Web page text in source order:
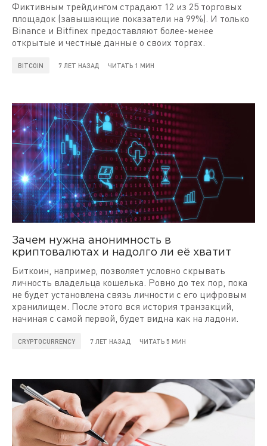
Фиктивным трейдингом страдают 12 из 25 торговых
площадок (завышающие показатели на 99%). И только
Binance и Bitfinex предоставляют более-менее
открытые и честные данные о своих торгах.
BITCOIN 7 ЛЕТ НАЗАД ЧИТАТЬ 1 МИН
Зачем нужна анонимность в
криптовалютах и надолго ли её хватит
Биткоин, например, позволяет условно скрывать
личность владельца кошелька. Ровно до тех пор, пока
не будет установлена связь личности с его цифровым
хранилищем. После этого вся история транзакций,
начиная с самой первой, будет видна как на ладони.
CRYPTOCURRENCY 7 ЛЕТ НАЗАД ЧИТАТЬ 5 МИН